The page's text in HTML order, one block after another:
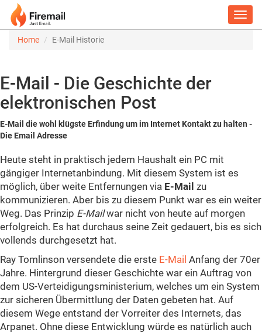
Home
E-Mail Historie
E-Mail - Die Geschichte der
elektronischen Post
E-Mail die wohl klügste Erfindung um im Internet Kontakt zu halten -
Die Email Adresse
Heute steht in praktisch jedem Haushalt ein PC mit
gängiger Internetanbindung. Mit diesem System ist es
möglich, über weite Entfernungen via E-Mail zu
kommunizieren. Aber bis zu diesem Punkt war es ein weiter
Weg. Das Prinzip E-Mailwar nicht von heute auf morgen
erfolgreich. Es hat durchaus seine Zeit gedauert, bis es sich
vollends durchgesetzt hat.
Ray Tomlinson versendete die erste E-Mail Anfang der 70er
Jahre. Hintergrund dieser Geschichte war ein Auftrag von
dem US-Verteidigungsministerium, welches um ein System
zur sicheren Übermittlung der Daten gebeten hat. Auf
diesem Wege entstand der Vorreiter des Internets, das
Arpanet. Ohne diese Entwicklung würde es natürlich auch